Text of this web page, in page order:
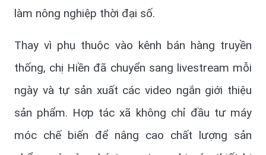
làm nông nghiệp thời đại số.
Thay vì phụ thuộc vào kênh bán hàng truyền
thống, chị Hiền đã chuyển sang livestream mỗi
ngày và tự sản xuất các video ngắn giới thiệu
sản phẩm. Hợp tác xã không chỉ đầu tư máy
móc chế biến để nâng cao chất lượng sản